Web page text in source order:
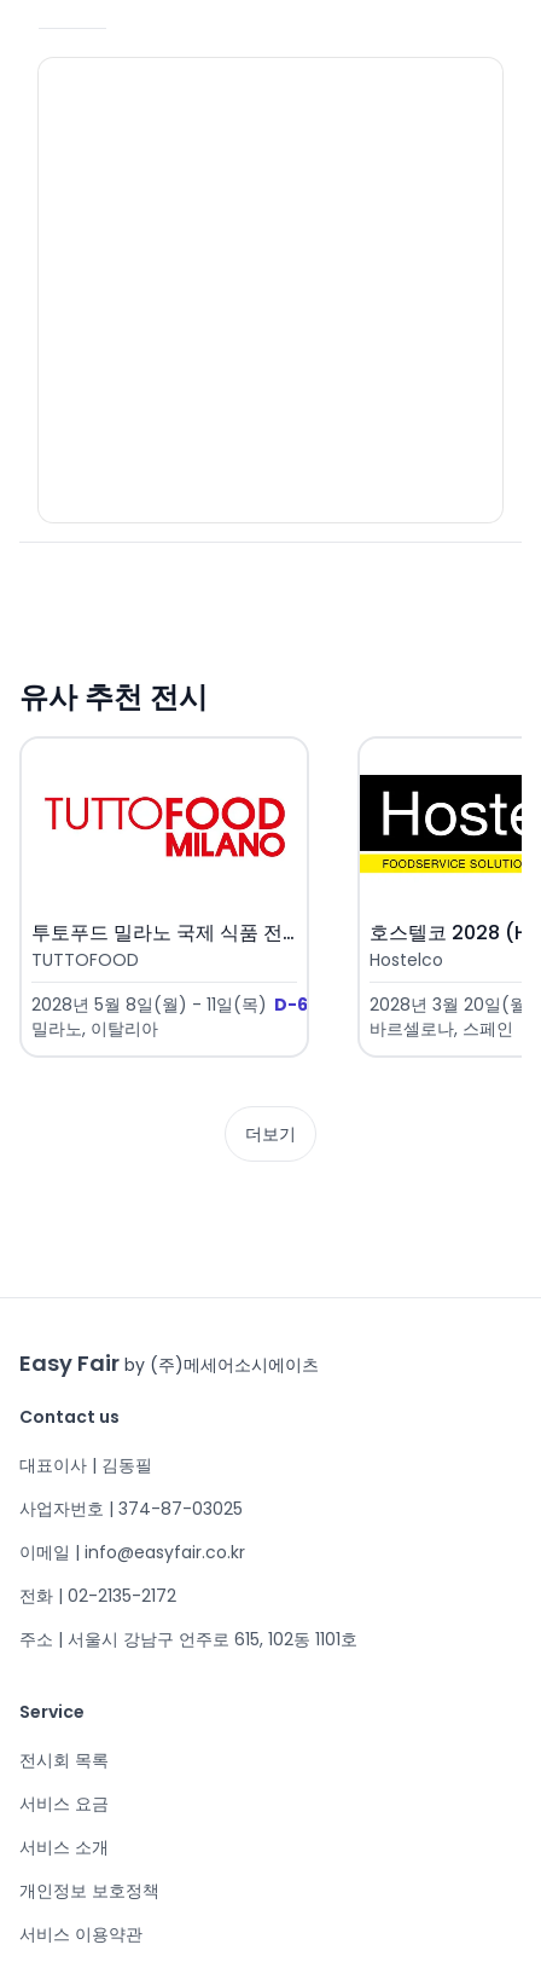
유사 추천 전시
투토푸드 밀라노 국제 식품 전시회..
TUTTOFOOD
2028년 5월 8일(월) - 11일(목) D-639
밀라노, 이탈리아
호스텔코 2028
Hostelco
2028년 3월 20일(월
바르셀로나, 스페인
더보기
Easy Fair by (주)메세어소시에이츠
Contact us
대표이사 | 김동필
사업자번호 | 374-87-03025
이메일 | info@easyfair.co.kr
전화 | 02-2135-2172
주소 | 서울시 강남구 언주로 615, 102동 1101호
Service
전시회 목록
서비스 요금
서비스 소개
개인정보 보호정책
서비스 이용약관